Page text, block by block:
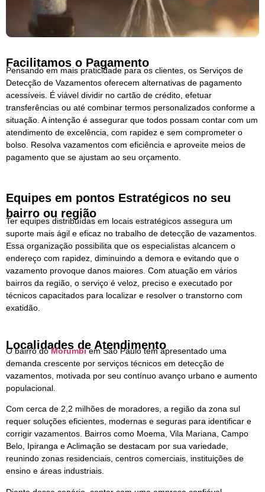
Facilitamos o Pagamento
Pensando em mais praticidade para os clientes, os Serviços de
Detecção de Vazamentos oferecem alternativas de pagamento
acessíveis. É viável dividir no cartão de crédito, efetuar
transferências ou até combinar termos personalizados conforme a
situação. A intenção é assegurar que todos possam contar com um
atendimento de excelência, com rapidez e sem comprometer o
bolso. Resolva vazamentos com eficiência e aproveite meios de
pagamento que se ajustam ao seu orçamento.
Equipes em pontos Estratégicos no seu
bairro ou região
Ter equipes distribuídas em locais estratégicos assegura um
suporte mais ágil e eficaz no trabalho de detecção de vazamentos.
Essa organização possibilita que os especialistas alcancem o
endereço com rapidez, diminuindo a demora e evitando que o
vazamento provoque danos maiores. Com atuação em vários
bairros da região, o serviço é veloz, preciso e executado por
técnicos capacitados para localizar e resolver o transtorno com
exatidão.
Localidades de Atendimento
O bairro do Morumbiem São Paulo tem apresentado uma
demanda crescente por serviços técnicos em detecção de
vazamentos, motivada por seu contínuo avanço urbano e aumento
populacional.
Com cerca de 2,2 milhões de moradores, a região da zona sul
requer soluções eficientes, modernas e seguras para identificar e
corrigir vazamentos. Bairros como Moema, Vila Mariana, Campo
Belo, Ipiranga e Aclimação se destacam por sua variedade,
reunindo zonas residenciais, centros comerciais, instituições de
ensino e áreas industriais.